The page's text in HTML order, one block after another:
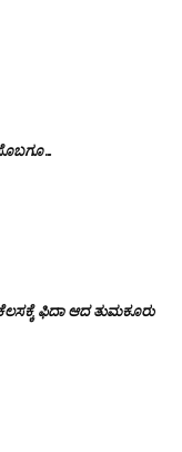
ಫಿದಾ ಆದ ತುಮಕೂರು